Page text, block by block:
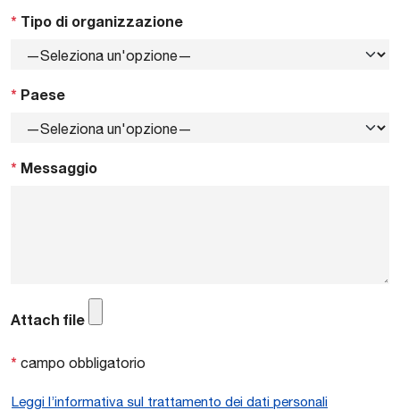
* Tipo di organizzazione
* Paese
* Messaggio
Attach file
* campo obbligatorio
Leggi l’informativa sul trattamento dei dati personali